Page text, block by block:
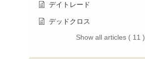
デイトレード
デッドクロス
Show all articles ( 11 )